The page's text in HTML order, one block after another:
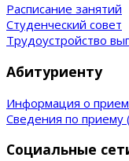
Расписание занятий
Студенческий совет
Трудоустройство
Абитуриенту
Информация о
Сведения по приему
Социальные